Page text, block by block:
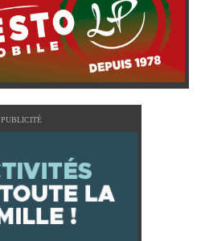
PUBLICITÉ